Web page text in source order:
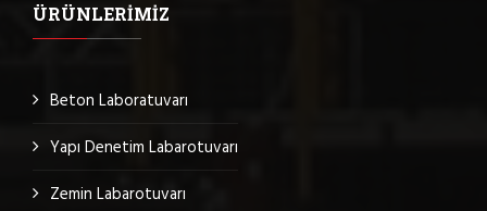
ÜRÜNLERIMIZ
Beton Laboratuvarı
Yapı Denetim Labarotuvarı
Zemin Labarotuvarı